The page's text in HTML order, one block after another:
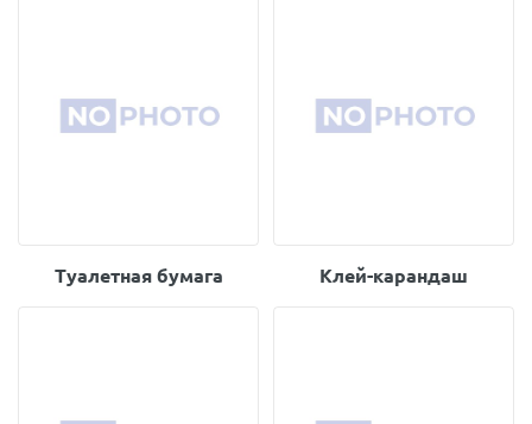
Туалетная бумага Клей-карандаш